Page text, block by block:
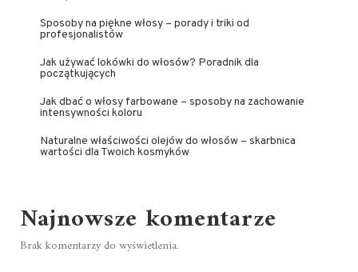
Sposoby na piękne włosy – porady i triki od
profesjonalistów
Jak używać lokówki do włosów? Poradnik dla
początkujących
Jak dbać o włosy farbowane – sposoby na zachowanie
intensywności koloru
Naturalne właściwości olejów do włosów – skarbnica
wartości dla Twoich kosmyków
Najnowsze komentarze
Brak komentarzy do wyświetlenia.